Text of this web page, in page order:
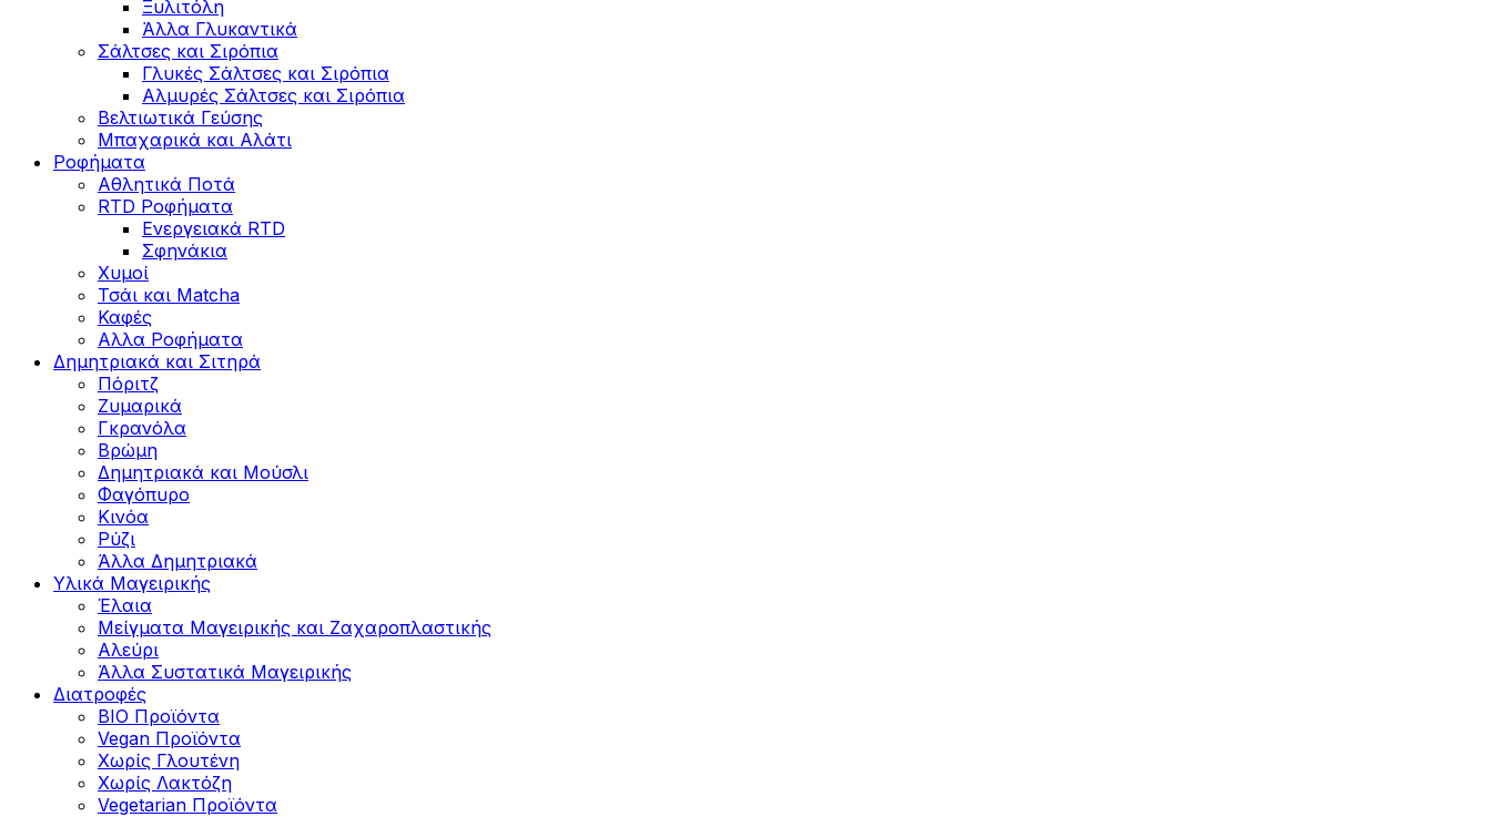
Ξυλιτόλη
Άλλα Γλυκαντικά
Σάλτσες και Σιρόπια
Γλυκές Σάλτσες και Σιρόπια
Αλμυρές Σάλτσες και Σιρόπια
Bελτιωτικά Γεύσης
Μπαχαρικά και Αλάτι
Ροφήματα
Αθλητικά Ποτά
RTD Ροφήματα
Ενεργειακά RTD
Σφηνάκια
Χυμοί
Τσάι και Matcha
Καφές
Αλλα Ροφήματα
Δημητριακά και Σιτηρά
Πόριτζ
Ζυμαρικά
Γκρανόλα
Βρώμη
Δημητριακά και Μούσλι
Φαγόπυρο
Κινόα
Ρύζι
Άλλα Δημητριακά
Υλικά Μαγειρικής
Έλαια
Μείγματα Μαγειρικής και Ζαχαροπλαστικής
Αλεύρι
Άλλα Συστατικά Μαγειρικής
Διατροφές
BIO Προϊόντα
Vegan Προϊόντα
Χωρίς Γλουτένη
Χωρίς Λακτόζη
Vegetarian Προϊόντα